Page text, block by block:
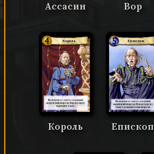
Ассасин Вор
Король
Вы получаете золото за каждый
дворянский квартал. Корона сразу
переходит к вам.
Король
Епископ
Вы получаете золото за каждый
церковный квартал. Кондотьер не
может разрушить ваш квартал.
Епископ